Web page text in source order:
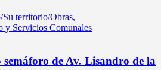
territorio/Obras,
y Servicios Comunales
de Av. Lisandro de la